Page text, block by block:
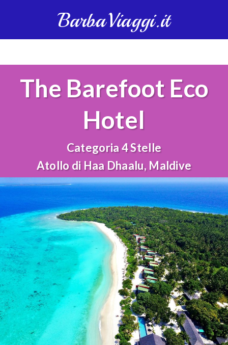
BarbaViaggi.it
The Barefoot Eco
Hotel
Categoria 4 Stelle
Atollo di Haa Dhaalu, Maldive